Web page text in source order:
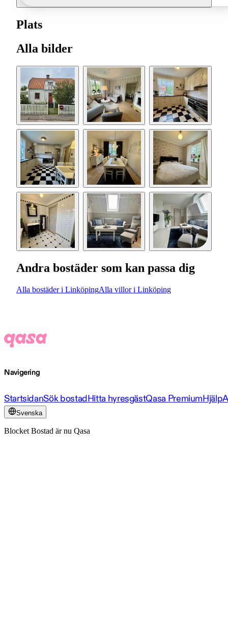
Plats
Alla bilder
Andra bostäder som kan passa dig
Alla bostäder i LinköpingAlla villor i Linköping
Navigering
StartsidanSök bostadHitta hyresgästQasa PremiumHjälp
Svenska
Blocket Bostad är nu Qasa